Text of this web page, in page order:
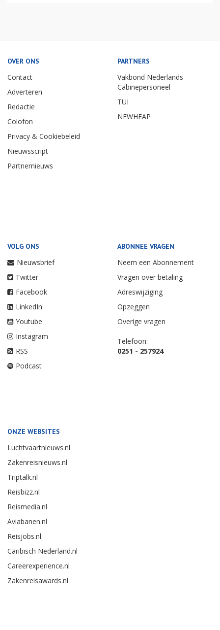
OVER ONS
Contact
Adverteren
Redactie
Colofon
Privacy & Cookiebeleid
Nieuwsscript
Partnernieuws
PARTNERS
Vakbond Nederlands
Cabinepersoneel
TUI
NEWHEAP
VOLG ONS
Nieuwsbrief
Twitter
Facebook
LinkedIn
Youtube
Instagram
RSS
Podcast
ABONNEE VRAGEN
Neem een Abonnement
Vragen over betaling
Adreswijziging
Opzeggen
Overige vragen
Telefoon:
0251 - 257924
ONZE WEBSITES
Luchtvaartnieuws.nl
Zakenreisnieuws.nl
Triptalk.nl
Reisbizz.nl
Reismedia.nl
Aviabanen.nl
Reisjobs.nl
Caribisch Nederland.nl
Careerexperience.nl
Zakenreisawards.nl